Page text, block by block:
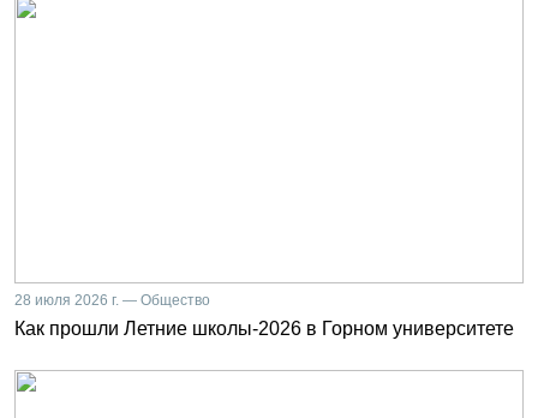
28 июля 2026 г. — Общество
Как прошли Летние школы-2026 в Горном университете